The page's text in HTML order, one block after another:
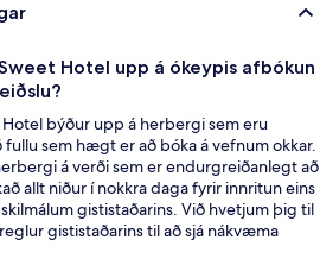
Hotel upp á ókeypis afbókun
Hotel býður upp á herbergi sem eru
sem hægt er að bóka á vefnum okkar.
á verði sem er endurgreiðanlegt að
allt niður í nokkra daga fyrir innritun eins
gististaðarins. Við hvetjum þig til
gististaðarins til að sjá nákvæma